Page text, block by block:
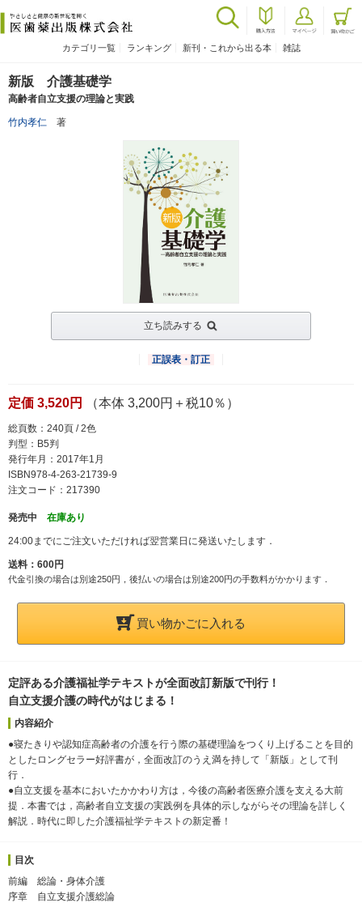
カテゴリ一覧 ランキング 新刊・これから出る本 雑誌
新版 介護基礎学
高齢者自立支援の理論と実践
竹内孝仁 著
立ち読みする
正誤表・訂正
定価 3,520円 （本体 3,200円＋税10％）
総頁数：240頁 / 2色
判型：B5判
発行年月：2017年1月
ISBN978-4-263-21739-9
注文コード：217390
発売中 在庫あり
24:00までにご注文いただければ翌営業日に発送いたします．
送料：600円
代金引換の場合は別途250円，後払いの場合は別途200円の手数料がかかります．
買い物かごに入れる
定評ある介護福祉学テキストが全面改訂新版で刊行！
自立支援介護の時代がはじまる！
内容紹介
●寝たきりや認知症高齢者の介護を行う際の基礎理論をつくり上げることを目的
としたロングセラー好評書が，全面改訂のうえ満を持して「新版」として刊
行．
●自立支援を基本においたかかわり方は，今後の高齢者医療介護を支える大前
提．本書では，高齢者自立支援の実践例を具体的示しながらその理論を詳しく
解説．時代に即した介護福祉学テキストの新定番！
目次
前編 総論・身体介護
序章 自立支援介護総論